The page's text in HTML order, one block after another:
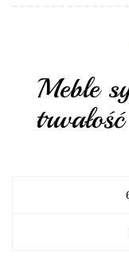
Meble